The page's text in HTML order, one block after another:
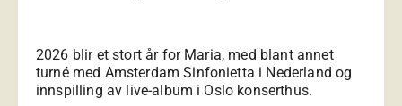
2026 blir et stort år for Maria, med blant annet
turné med Amsterdam Sinfonietta i Nederland og
innspilling av live-album i Oslo konserthus.